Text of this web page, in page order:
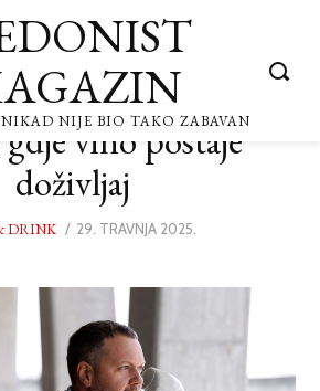
NIJE BIO TAKO ZABAVAN
vino postaje
doživljaj
DRINK
POSTED
29. TRAVNJA 2025.